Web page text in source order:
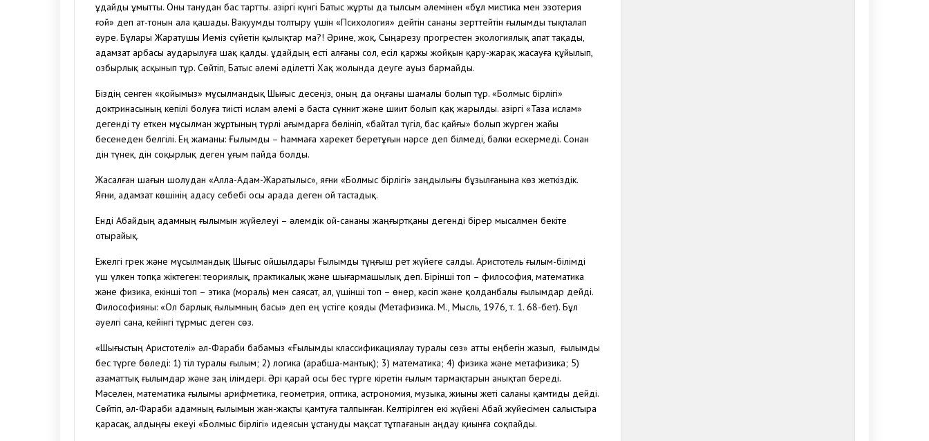
Құдайды ұмытты. Оны танудан бас тартты. Қазіргі күнгі Батыс жұрты да тылсым әлемінен «бұл мистика мен эзотерия
ғой» деп ат-тонын ала қашады. Вакуумды толтыру үшін «Психология» дейтін сананы зерттейтін ғылымды тықпалап
әуре. Бұлары Жаратушы Иеміз сүйетін қылықтар ма?! Әрине, жоқ. Сыңарезу прогрестен экологиялық апат тақады,
адамзат арбасы аударылуға шақ қалды. Құдайдың есті алғаны сол, есіл қаржы жойқын қару-жарақ жасауға құйылып,
озбырлық асқынып тұр. Сөйтіп, Батыс әлемі әділетті Хақ жолында деуге ауыз бармайды.
Біздің сенген «қойымыз» мұсылмандық Шығыс десеңіз, оның да оңғаны шамалы болып тұр. «Болмыс бірлігі»
доктринасының кепілі болуға тиісті ислам әлемі ә баста сүннит және шиит болып қақ жарылды. Қазіргі «Таза ислам»
дегенді ту еткен мұсылман жұртының түрлі ағымдарға бөлініп, «байтал түгіл, бас қайғы» болып жүрген жайы
бесенеден белгілі. Ең жаманы: Ғылымды – һаммаға харекет беретұғын нәрсе деп білмеді, бәлки ескермеді. Сонан
дін түнек, дін соқырлық деген ұғым пайда болды.
Жасалған шағын шолудан «Алла-Адам-Жаратылыс», яғни «Болмыс бірлігі» заңдылығы бұзылғанына көз жеткіздік.
Яғни, адамзат көшінің адасу себебі осы арада деген ой тастадық.
Енді Абайдың адамның ғылымын жүйелеуі – әлемдік ой-сананы жаңғыртқаны дегенді бірер мысалмен бекіте
отырайық.
Ежелгі грек және мұсылмандық Шығыс ойшылдары Ғылымды тұңғыш рет жүйеге салды. Аристотель ғылым-білімді
үш үлкен топқа жіктеген: теориялық, практикалық және шығармашылық деп. Бірінші топ – философия, математика
және физика, екінші топ – этика (мораль) мен саясат, ал, үшінші топ – өнер, кәсіп және қолданбалы ғылымдар дейді.
Философияны: «Ол барлық ғылымның басы» деп ең үстіге қояды (Метафизика. М., Мысль, 1976, т. 1. 68-бет). Бұл
әуелгі сана, кейінгі тұрмыс деген сөз.
«Шығыстың Аристотелі» әл-Фараби бабамыз «Ғылымды классификациялау туралы сөз» атты еңбегін жазып, ғылымды
бес түрге бөледі: 1) тіл туралы ғылым; 2) логика (арабша-мантық); 3) математика; 4) физика және метафизика; 5)
азаматтық ғылымдар және заң ілімдері. Әрі қарай осы бес түрге кіретін ғылым тармақтарын анықтап береді.
Мәселен, математика ғылымы арифметика, геометрия, оптика, астрономия, музыка, жиыны жеті саланы қамтиды дейді.
Сөйтіп, әл-Фараби адамның ғылымын жан-жақты қамтуға талпынған. Келтірілген екі жүйені Абай жүйесімен салыстыра
қарасақ, алдыңғы екеуі «Болмыс бірлігі» идеясын ұстануды мақсат тұтпағанын аңдау қиынға соқпайды.